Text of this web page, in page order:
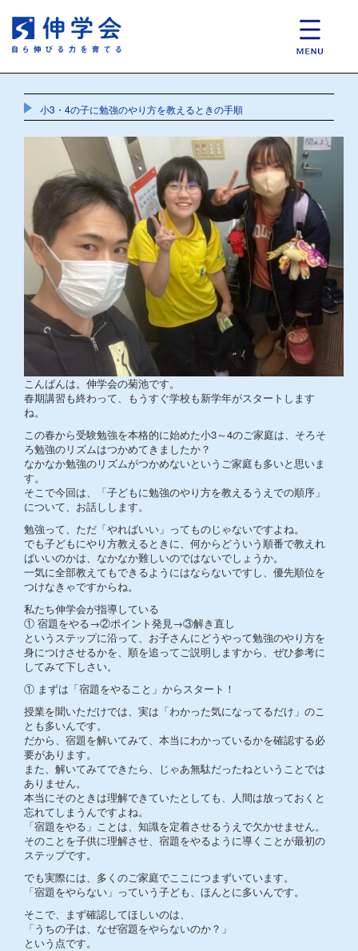
小3・4の子に勉強のやり方を教えるときの手順
こんばんは。伸学会の菊池です。
春期講習も終わって、もうすぐ学校も新学年がスタートします
ね。
この春から受験勉強を本格的に始めた小3～4のご家庭は、そろそ
ろ勉強のリズムはつかめてきましたか？
なかなか勉強のリズムがつかめないというご家庭も多いと思いま
す。
そこで今回は、「子どもに勉強のやり方を教えるうえでの順序」
について、お話しします。
勉強って、ただ「やればいい」ってものじゃないですよね。
でも子どもにやり方教えるときに、何からどういう順番で教えれ
ばいいのかは、なかなか難しいのではないでしょうか。
一気に全部教えてもできるようにはならないですし、優先順位を
つけなきゃですからね。
私たち伸学会が指導している
① 宿題をやる→②ポイント発見→③解き直し
というステップに沿って、お子さんにどうやって勉強のやり方を
身につけさせるかを、順を追ってご説明しますから、ぜひ参考に
してみて下しさい。
① まずは「宿題をやること」からスタート！
授業を聞いただけでは、実は「わかった気になってるだけ」のこ
とも多いんです。
だから、宿題を解いてみて、本当にわかっているかを確認する必
要があります。
また、解いてみてできたら、じゃあ無駄だったねということでは
ありません。
本当にそのときは理解できていたとしても、人間は放っておくと
忘れてしまうんですよね。
「宿題をやる」ことは、知識を定着させるうえで欠かせません。
そのことを子供に理解させ、宿題をやるように導くことが最初の
ステップです。
でも実際には、多くのご家庭でここにつまずいています。
「宿題をやらない」っていう子ども、ほんとに多いんです。
そこで、まず確認してほしいのは、
「うちの子は、なぜ宿題をやらないのか？」
という点です。